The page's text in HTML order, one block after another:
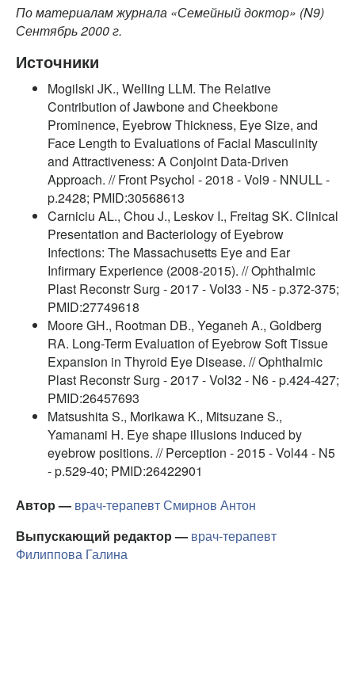
По материалам журнала «Семейный доктор» (N9)
Сентябрь 2000 г.
Источники
Mogilski JK., Welling LLM. The Relative
Contribution of Jawbone and Cheekbone
Prominence, Eyebrow Thickness, Eye Size, and
Face Length to Evaluations of Facial Masculinity
and Attractiveness: A Conjoint Data-Driven
Approach. // Front Psychol - 2018 - Vol9 - NNULL -
p.2428; PMID:30568613
Carniciu AL., Chou J., Leskov I., Freitag SK. Clinical
Presentation and Bacteriology of Eyebrow
Infections: The Massachusetts Eye and Ear
Infirmary Experience (2008-2015). // Ophthalmic
Plast Reconstr Surg - 2017 - Vol33 - N5 - p.372-375;
PMID:27749618
Moore GH., Rootman DB., Yeganeh A., Goldberg
RA. Long-Term Evaluation of Eyebrow Soft Tissue
Expansion in Thyroid Eye Disease. // Ophthalmic
Plast Reconstr Surg - 2017 - Vol32 - N6 - p.424-427;
PMID:26457693
Matsushita S., Morikawa K., Mitsuzane S.,
Yamanami H. Eye shape illusions induced by
eyebrow positions. // Perception - 2015 - Vol44 - N5
- p.529-40; PMID:26422901
Автор — врач-терапевтСмирнов Антон
Выпускающий редактор — врач-терапевт
Филиппова Галина